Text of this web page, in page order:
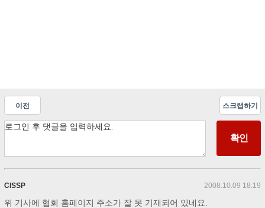
이전 스크랩하기
CISSP 2008.10.09 18:19
위 기사에 협회 홈페이지 주소가 잘 못 기재되어 있네요.